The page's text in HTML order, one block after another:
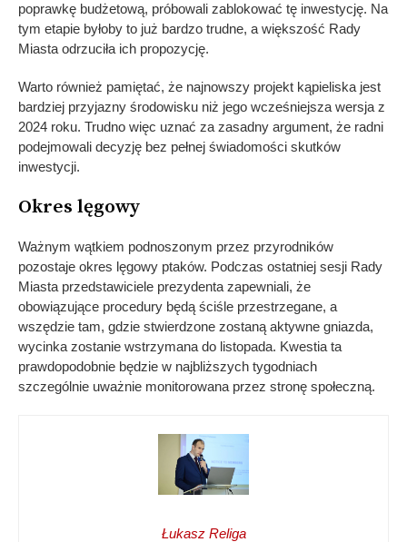
poprawkę budżetową, próbowali zablokować tę inwestycję. Na
tym etapie byłoby to już bardzo trudne, a większość Rady
Miasta odrzuciła ich propozycję.
Warto również pamiętać, że najnowszy projekt kąpieliska jest
bardziej przyjazny środowisku niż jego wcześniejsza wersja z
2024 roku. Trudno więc uznać za zasadny argument, że radni
podejmowali decyzję bez pełnej świadomości skutków
inwestycji.
Okres lęgowy
Ważnym wątkiem podnoszonym przez przyrodników
pozostaje okres lęgowy ptaków. Podczas ostatniej sesji Rady
Miasta przedstawiciele prezydenta zapewniali, że
obowiązujące procedury będą ściśle przestrzegane, a
wszędzie tam, gdzie stwierdzone zostaną aktywne gniazda,
wycinka zostanie wstrzymana do listopada. Kwestia ta
prawdopodobnie będzie w najbliższych tygodniach
szczególnie uważnie monitorowana przez stronę społeczną.
Łukasz Religa